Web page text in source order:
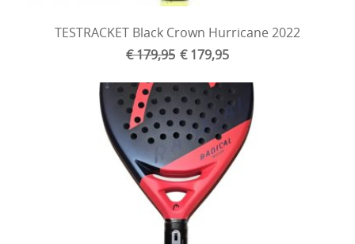
TESTRACKET Black Crown Hurricane 2022
€ 179,95 € 179,95